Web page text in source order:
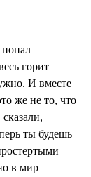
горит
И вместе
же не то, что
ты будешь
в мир